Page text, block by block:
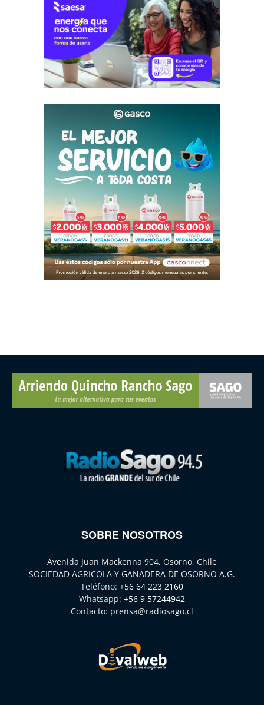
SOBRE NOSOTROS
Avenida Juan Mackenna 904, Osorno, Chile
SOCIEDAD AGRICOLA Y GANADERA DE OSORNO A.G.
Teléfono: +56 64 223 2160
Whatsapp: +56 9 57244942
Contacto: prensa@radiosago.cl